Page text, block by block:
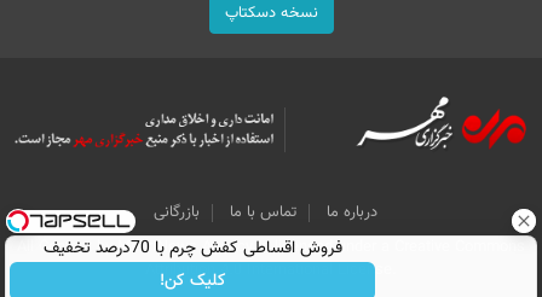
نسخه دسکتاپ
درباره ما تماس با ما
بازرگانی
All Content by Mehr News Agency is licensed under a Creative Commons
Attribution 4.0 International License.
فروش اقساطی کفش چرم با 70درصد تخفیف
کلیک کن!